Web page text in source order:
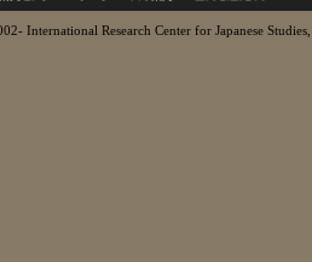
International Research Center for Japanese